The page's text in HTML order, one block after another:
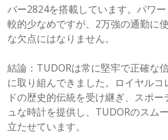
バー2824を搭載しています。パワ
較的少なめですが、2万強の通勤に
な欠点にはなりません。
結論：TUDORは常に堅牢で正確な
に取り組んできました。ロイヤル
ドの歴史的伝統を受け継ぎ、スポ
ュな時計を提供し、TUDORのスム
立たせています。